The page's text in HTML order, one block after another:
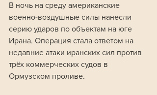
В ночь на среду американские
военно-воздушные силы нанесли
серию ударов по объектам на юге
Ирана. Операция стала ответом на
недавние атаки иранских сил против
трёх коммерческих судов в
Ормузском проливе.